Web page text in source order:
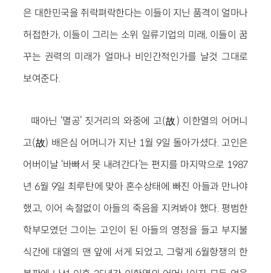
은 대한민국을 쥐락펴락한다는 이들이 지닌 품격이 얼마나
허접한가, 이들이 그리는 소위 일류기업의 미래, 이들이 꿈
꾸는 권력의 미래가 얼마나 비인간적인가를 날것 그대로
보여준다.
때아닌 ‘멸공’ 짓거리의 와중에 고(故) 이한열의 어머니
고(故) 배은심 어머니가 지난 1월 9일 돌아가셨다. 고인은
어버이날 ‘바빠서 못 내려간다’는 편지를 마지막으로 1987
년 6월 9일 최루탄에 맞아 혼수상태에 빠진 아들과 만나야
했고, 이어 속절없이 아들의 죽음을 지켜봐야 했다. 평범한
학부모였던 그이는 고인이 된 아들의 영정을 들고 부지불
식간에 대열의 맨 앞에 서게 되었고, 그렇게 6월항쟁의 한